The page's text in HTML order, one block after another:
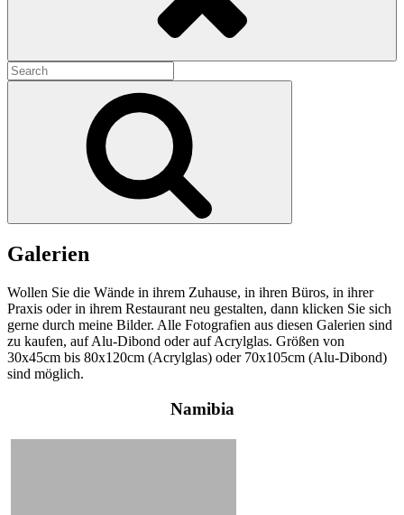
Search
for:
Galerien
Wollen Sie die Wände in ihrem Zuhause, in ihren Büros, in ihrer
Praxis oder in ihrem Restaurant neu gestalten, dann klicken Sie sich
gerne durch meine Bilder. Alle Fotografien aus diesen Galerien sind
zu kaufen, auf Alu-Dibond oder auf Acrylglas. Größen von
30x45cm bis 80x120cm (Acrylglas) oder 70x105cm (Alu-Dibond)
sind möglich.
Namibia